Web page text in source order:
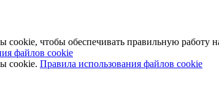
чтобы обеспечивать правильную работу
файлов cookie
cookie. Правила использования файлов cookie